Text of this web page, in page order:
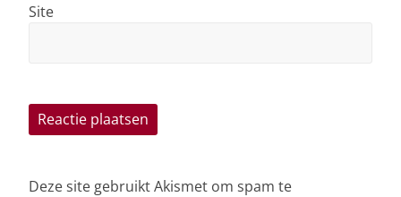
Site
Deze site gebruikt Akismet om spam te